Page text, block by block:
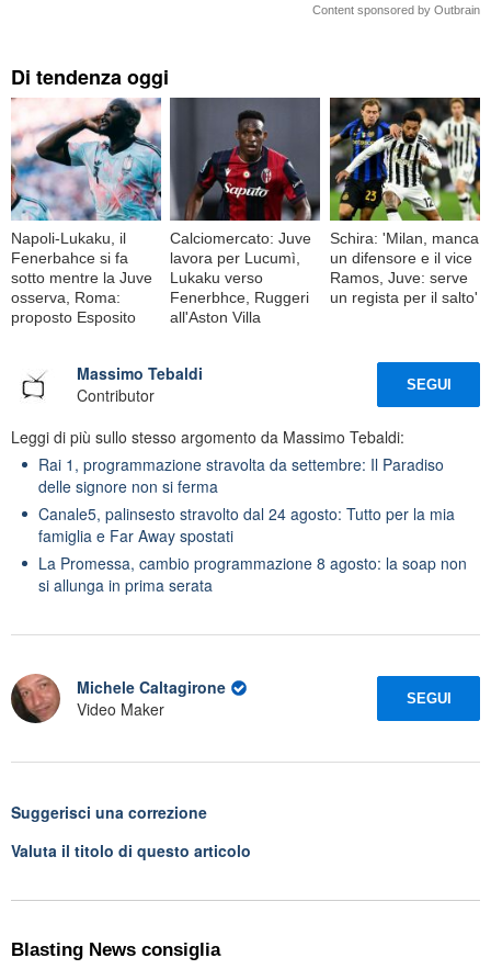
Content sponsored by Outbrain
Di tendenza oggi
Napoli-Lukaku, il
Fenerbahce si fa
sotto mentre la Juve
osserva, Roma:
proposto Esposito
Calciomercato: Juve
lavora per Lucumì,
Lukaku verso
Fenerbhce, Ruggeri
all'Aston Villa
Schira: 'Milan, manca
un difensore e il vice
Ramos, Juve: serve
un regista per il salto'
Massimo Tebaldi
Contributor
SEGUI
Leggi di più sullo stesso argomento da Massimo Tebaldi:
Rai 1, programmazione stravolta da settembre: Il Paradiso
delle signore non si ferma
Canale5, palinsesto stravolto dal 24 agosto: Tutto per la mia
famiglia e Far Away spostati
La Promessa, cambio programmazione 8 agosto: la soap non
si allunga in prima serata
Michele Caltagirone
Video Maker
SEGUI
Suggerisci una correzione
Valuta il titolo di questo articolo
Blasting News consiglia